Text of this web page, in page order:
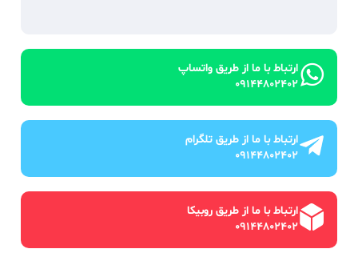
ارتباط با ما از طریق واتساپ
09144802402
ارتباط با ما از طریق تلگرام
09144802402
ارتباط با ما از طریق روبیکا
09144802402